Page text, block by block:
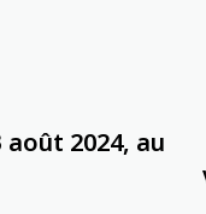
:
2024, au